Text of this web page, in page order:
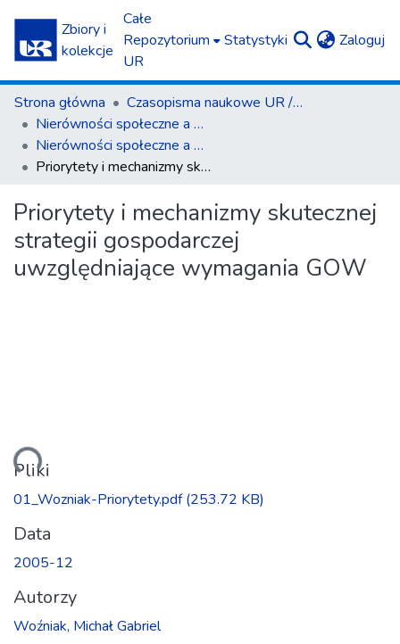
Zbiory i
kolekcje
Całe
Repozytorium
UR
Statystyki Zaloguj
Strona główna
Czasopisma naukowe UR / Scientific Journals
Nierówności społeczne a wzrost gospodarczy
Nierówności społeczne a wzrost gospodarczy z. 7 (2005)
Priorytety i mechanizmy skutecznej strategii gospodarczej uwzględniające wymagania GOW
Priorytety i mechanizmy skutecznej
strategii gospodarczej
uwzględniające wymagania GOW
Pliki
01_Wozniak-Priorytety.pdf(253.72 KB)
Data
2005-12
Autorzy
Woźniak, Michał Gabriel